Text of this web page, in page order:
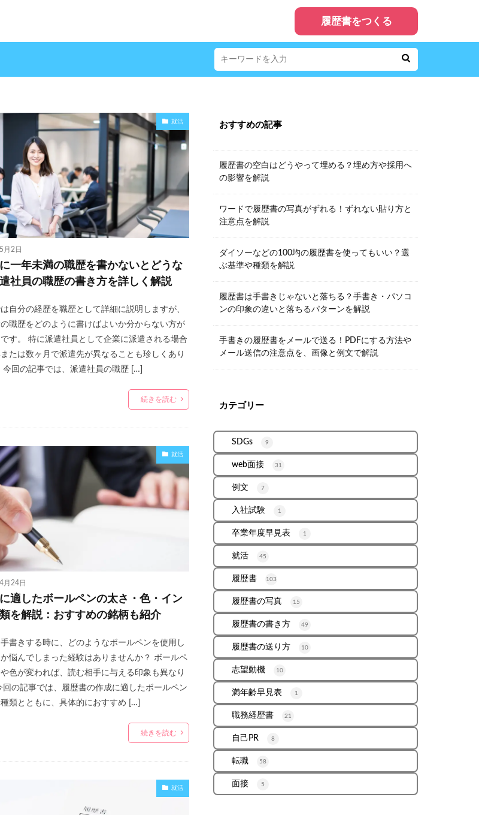
履歴書をつくる
就活
月2日
一年未満の職歴を書かないとどうな
社員の職歴の書き方を詳しく解説
自分の経歴を職歴として詳細に説明しますが、
職歴をどのように書けばよいか分からない方が
す。 特に派遣社員として企業に派遣される場合
たは数ヶ月で派遣先が異なることも珍しくあり
今回の記事では、派遣社員の職歴 […]
続きを読む
就活
月24日
適したボールペンの太さ・色・イン
を解説：おすすめの銘柄も紹介
書きする時に、どのようなボールペンを使用し
悩んでしまった経験はありませんか？ ボールペ
色が変われば、読む相手に与える印象も異なり
回の記事では、履歴書の作成に適したボールペン
類とともに、具体的におすすめ […]
続きを読む
就活
おすすめの記事
履歴書の空白はどうやって埋める？埋め方や採用へ
の影響を解説
ワードで履歴書の写真がずれる！ずれない貼り方と
注意点を解説
ダイソーなどの100均の履歴書を使ってもいい？選
ぶ基準や種類を解説
履歴書は手書きじゃないと落ちる？手書き・パソコ
ンの印象の違いと落ちるパターンを解説
手書きの履歴書をメールで送る！PDFにする方法や
メール送信の注意点を、画像と例文で解説
カテゴリー
SDGs 9
web面接 31
例文 7
入社試験 1
卒業年度早見表 1
就活 45
履歴書 103
履歴書の写真 15
履歴書の書き方 49
履歴書の送り方 10
志望動機 10
満年齢早見表 1
職務経歴書 21
自己PR 8
転職 58
面接 5